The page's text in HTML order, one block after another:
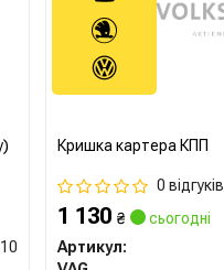
Кришка картера КПП
0 відгуків
1 130₴
сьогодні
Артикул: